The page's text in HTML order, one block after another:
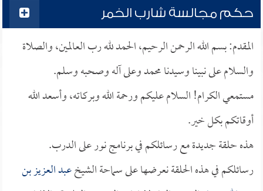
حكم مجالسة شارب الخمر
المقدم: بسم الله الرحمن الرحيم، الحمد لله رب العالمين، والصلاة
والسلام على نبينا وسيدنا محمد وعلى آله وصحبه وسلم.
مستمعي الكرام! السلام عليكم ورحمة الله وبركاته، وأسعد الله
أوقاتكم بكل خير.
هذه حلقة جديدة مع رسائلكم في برنامج نور على الدرب.
رسائلكم في هذه الحلقة نعرضها على سماحة الشيخعبد العزيز بن